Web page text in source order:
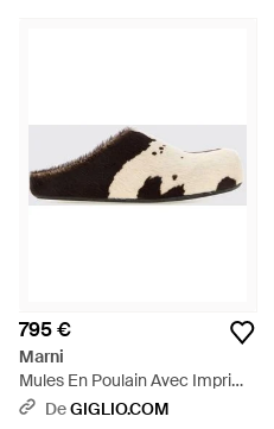
795 €
Marni
Mules En Poulain Avec Imprimé
Animalier Et Talon Bas - Blanc
DeGIGLIO.COM